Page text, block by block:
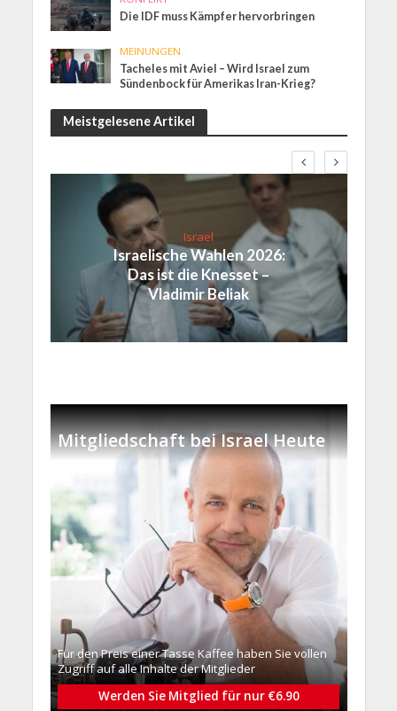
Die IDF muss Kämpfer hervorbringen
MEINUNGEN
Tacheles mit Aviel – Wird Israel zum
Sündenbock für Amerikas Iran-Krieg?
Meistgelesene Artikel
Israel
Israelische Wahlen 2026:
Das ist die Knesset –
Vladimir Beliak
Mitgliedschaft bei Israel Heute
Für den Preis einer Tasse Kaffee haben Sie vollen
Zugriff auf alle Inhalte der Mitglieder
Werden Sie Mitglied für nur €6.90